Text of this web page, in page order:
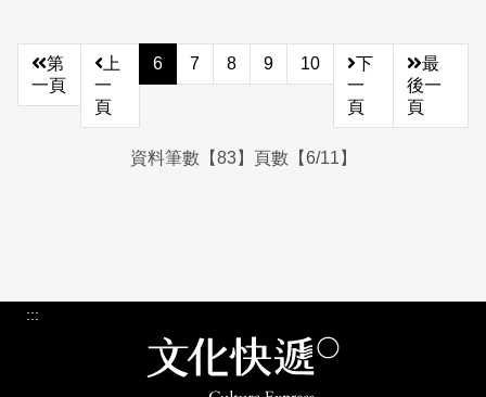
第
一頁
上
一
頁
6 7 8 9 10
下
一
頁
最
後一
頁
資料筆數【83】頁數【6/11】
:::